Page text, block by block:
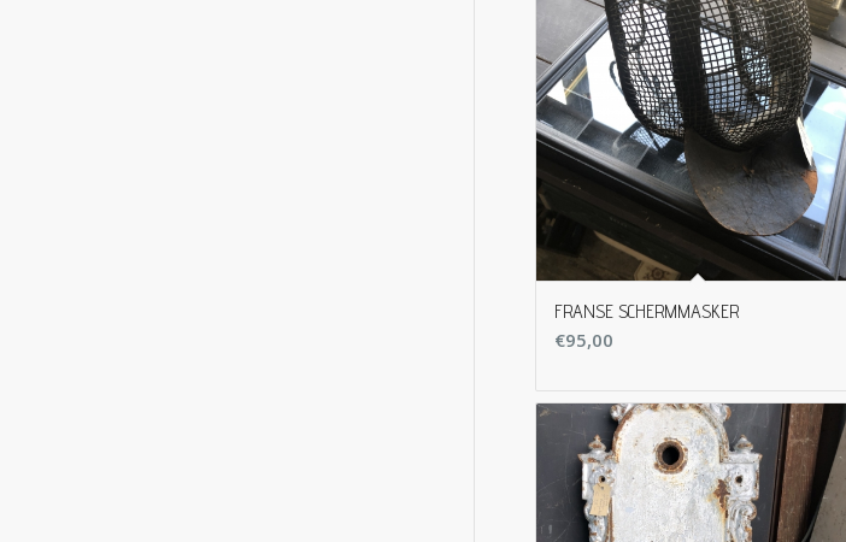
FRANSE SCHERMMASKER
€95,00